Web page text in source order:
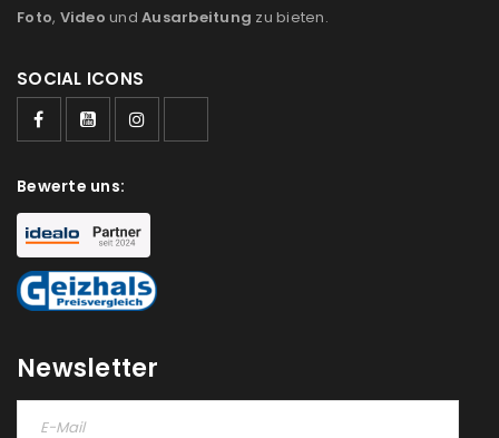
Benutzername oder E-Mail-Adresse
Passwort*
Foto, Video und Ausarbeitung zu bieten.
SOCIAL ICONS
Bewerte uns:
Newsletter